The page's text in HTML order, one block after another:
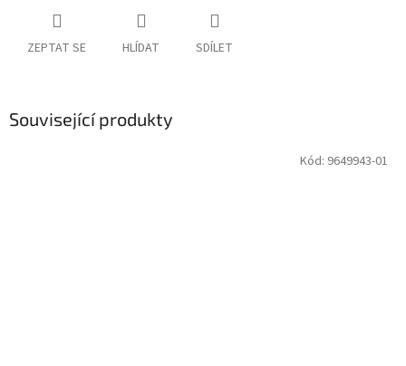
ZEPTAT SE HLÍDAT SDÍLET
Související produkty
Kód: 9649943-01